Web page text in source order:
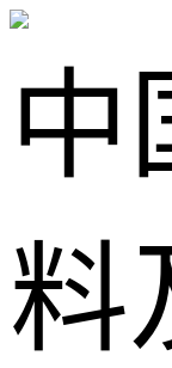
中
料